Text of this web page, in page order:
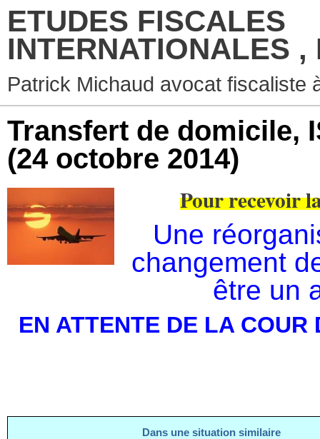
ETUDES FISCALES
INTERNATIONALES ,
Patrick Michaud avocat fiscaliste
Transfert de domicile,
(24 octobre 2014)
Pour recevoir
Une
changement
être un
EN ATTENTE DE LA
Dans une situation similaire